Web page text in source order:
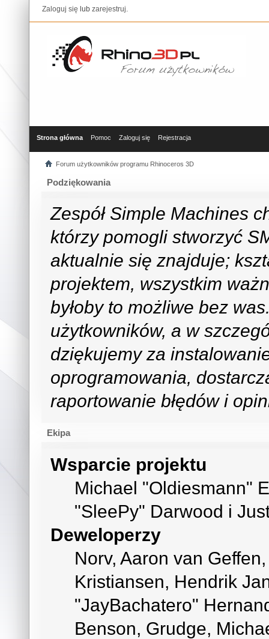
Zaloguj się lub zarejestruj.
Strona główna Pomoc Zaloguj się Rejestracja
Forum użytkowników programu Rhinoceros 3D
Podziękowania
Zespół Simple Machines
którzy pomogli stworzyć
aktualnie się znajduje;
projektem, wszystkim
byłoby to możliwe bez
użytkowników, a w
dziękujemy za
oprogramowania,
raportowanie błędów i
Ekipa
Wsparcie projektu
Michael "Oldiesmann"
"SleePy" Darwood i
Deweloperzy
Norv, Aaron van
Kristiansen, Hendrik
"JayBachatero"
Benson, Grudge,